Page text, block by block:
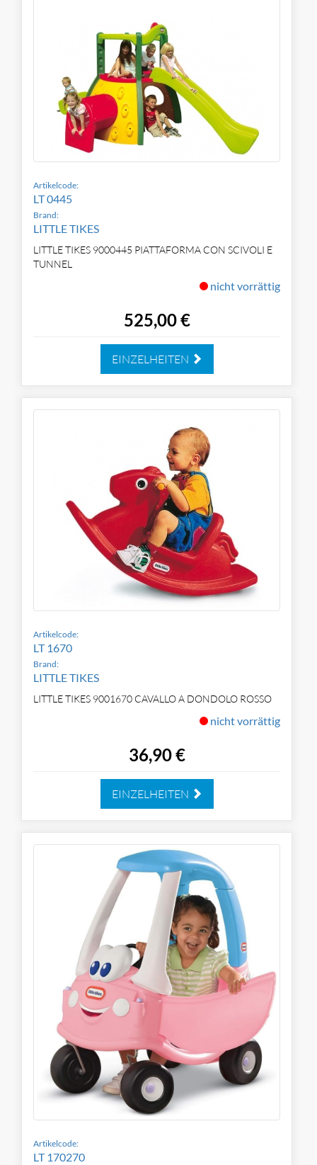
Artikelcode:
LT 0445
Brand:
LITTLE TIKES
LITTLE TIKES 9000445 PIATTAFORMA CON SCIVOLI E
TUNNEL
nicht vorrättig
525,00 €
EINZELHEITEN
Artikelcode:
LT 1670
Brand:
LITTLE TIKES
LITTLE TIKES 9001670 CAVALLO A DONDOLO ROSSO
nicht vorrättig
36,90 €
EINZELHEITEN
Artikelcode:
LT 170270